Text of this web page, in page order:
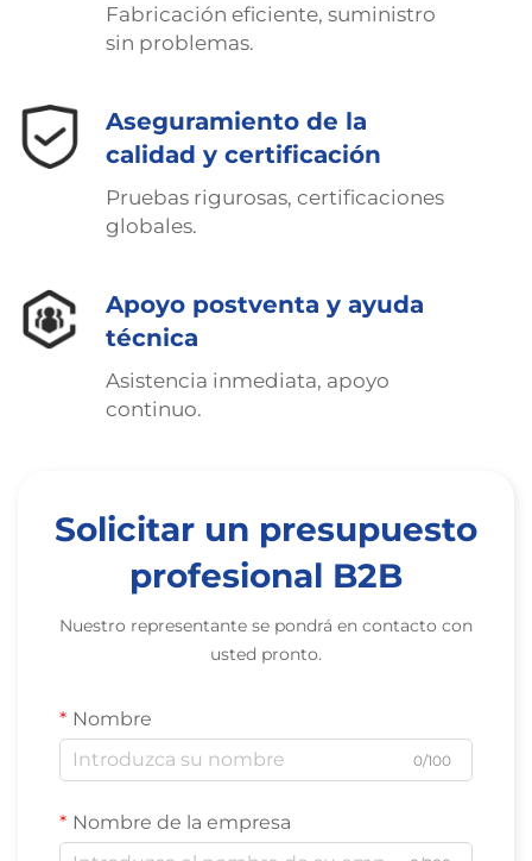
Fabricación eficiente, suministro
sin problemas.
Aseguramiento de la
calidad y certificación
Pruebas rigurosas, certificaciones
globales.
Apoyo postventa y ayuda
técnica
Asistencia inmediata, apoyo
continuo.
Solicitar un presupuesto
profesional B2B
Nuestro representante se pondrá en contacto con
usted pronto.
Nombre
0/100
Nombre de la empresa